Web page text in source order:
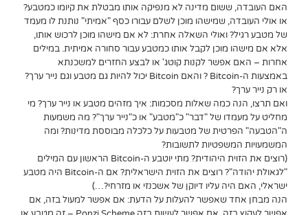
האם העובדה, ששום מדינה לא מנפיקה אותו מבטלת את קיומו כמטבע?
או אולי העובדה, שמישהו מוכן לשלם עבורו כסף "אמיתי" נותנת לו מעמד
של מטבע רגיל? ואולי השאלה אחרת: לא אם מישהו מוכן לרכוש אותו,
אלא אם מישהו מוכן לקבל אותו כמטבע עבור סחורה אמיתית. במילים
אחרות – האם אפשר לקנות קוטג' או לבצע החזרים למשכנתא
באמצעות ה-Bitcoin ? והאם Bitcoin יכול להיות גם מטבע וגם נייר ערך?
או רק נייר ערך?
ואם תרצו, הנה כמה שאלות מסכמות: איך מזהים מטבע או נייר ערך? מי
מחליט על מעמדו של "דבר" כ"מטבע" או כ"נייר ערך"? מה משמעות
ה"הטבעה" הפרטית של מטבעות על כלכלה מבוססת מדינות? ומה
המשמעויות המשפטיות לתשובות?
(רוצים את הזוית היהודית? מתי יוטבע ה-Bitcoin הראשון עם המילים
"לגאולת יהודה"? רוצים את הזוית הישראלית? אם ה-Bitcoin היה מטבע
ישראלי, האם היה עליו דיוקן של אשכנזי או מזרחי?…)
הנה מבחן אחד שאפשר להעלות על הדעת: אם אפשר למעול בזה, אם